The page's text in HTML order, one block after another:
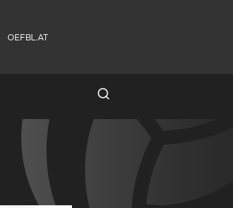
OEFBL.AT
Spielersuche